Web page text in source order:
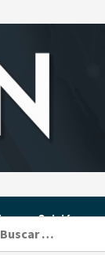
Opinión